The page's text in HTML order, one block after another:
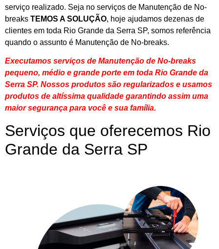
serviço realizado. Seja no serviços de Manutenção de No-
breaks TEMOS A SOLUÇÃO, hoje ajudamos dezenas de
clientes em toda Rio Grande da Serra SP, somos referência
quando o assunto é Manutenção de No-breaks.
Executamos serviços de Manutenção de No-breaks
pequeno, médio e grande porte em toda Rio Grande da
Serra SP. Nossos produtos são regularizados e usamos
produtos de altíssima qualidade garantindo assim uma
maior segurança para você e sua família.
Serviços que oferecemos Rio
Grande da Serra SP